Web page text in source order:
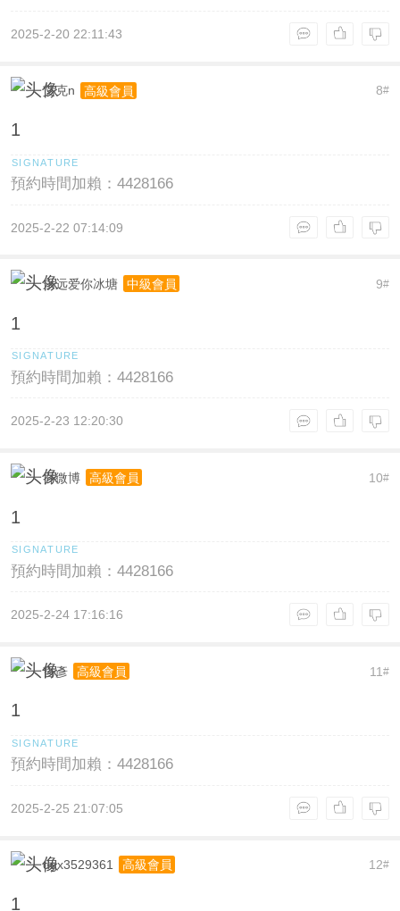
2025-2-20 22:11:43
8#
艾克n 高級會員
1
預約時間加賴：4428166
2025-2-22 07:14:09
9#
永远爱你冰塘 中級會員
1
預約時間加賴：4428166
2025-2-23 12:20:30
10#
乔微博 高級會員
1
預約時間加賴：4428166
2025-2-24 17:16:16
11#
哲彥 高級會員
1
預約時間加賴：4428166
2025-2-25 21:07:05
12#
dgx3529361 高級會員
1